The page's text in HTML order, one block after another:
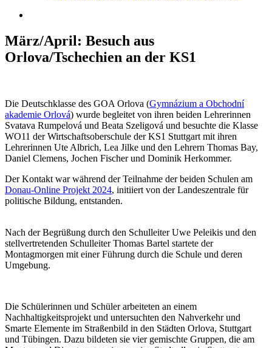
März/April: Besuch aus
Orlova/Tschechien an der KS1
Die Deutschklasse des GOA Orlova (Gymnázium a Obchodní
akademie Orlová) wurde begleitet von ihren beiden Lehrerinnen
Svatava Rumpelová und Beata Szeligová und besuchte die Klasse
WO11 der Wirtschaftsoberschule der KS1 Stuttgart mit ihren
Lehrerinnen Ute Albrich, Lea Jilke und den Lehrern Thomas Bay,
Daniel Clemens, Jochen Fischer und Dominik Herkommer.
Der Kontakt war während der Teilnahme der beiden Schulen am
Donau-Online Projekt 2024, initiiert von der Landeszentrale für
politische Bildung, entstanden.
Nach der Begrüßung durch den Schulleiter Uwe Peleikis und den
stellvertretenden Schulleiter Thomas Bartel startete der
Montagmorgen mit einer Führung durch die Schule und deren
Umgebung.
Die Schülerinnen und Schüler arbeiteten an einem
Nachhaltigkeitsprojekt und untersuchten den Nahverkehr und
Smarte Elemente im Straßenbild in den Städten Orlova, Stuttgart
und Tübingen. Dazu bildeten sie vier gemischte Gruppen, die am